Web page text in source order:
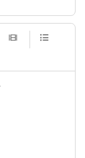
-
-